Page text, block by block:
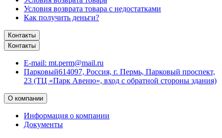
Условия возврата товара с недостатками
Как получить деньги?
Контакты
Контакты
E-mail: mt.perm@mail.ru
Парковый614097, Россия, г. Пермь, Парковый проспект,
23 (ТЦ «Парк Авеню», вход с обратной стороны здания)
О компании
Информация о компании
Документы